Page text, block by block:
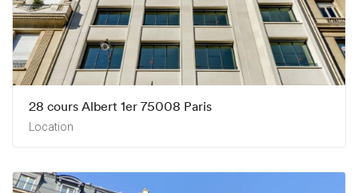
28 cours Albert 1er 75008 Paris
Location